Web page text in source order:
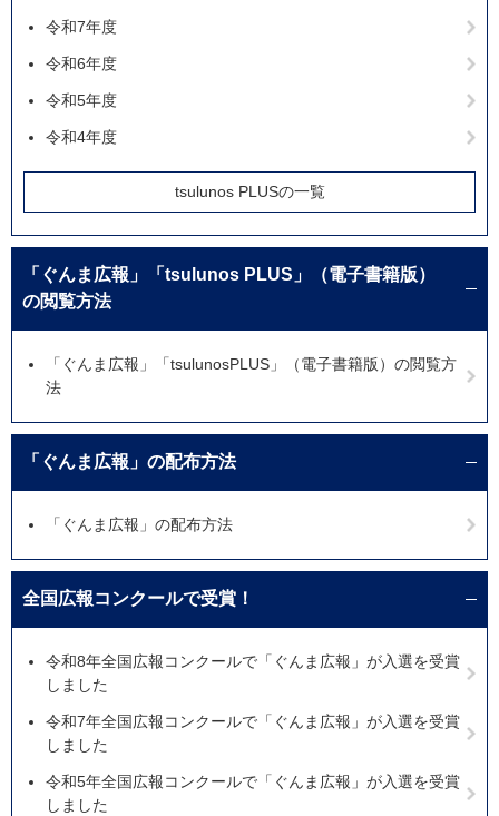
令和7年度
令和6年度
令和5年度
令和4年度
tsulunos PLUSの一覧
「ぐんま広報」「tsulunos PLUS」（電子書籍版）
の閲覧方法
「ぐんま広報」「tsulunosPLUS」（電子書籍版）の閲覧方
法
「ぐんま広報」の配布方法
「ぐんま広報」の配布方法
全国広報コンクールで受賞！
令和8年全国広報コンクールで「ぐんま広報」が入選を受賞
しました
令和7年全国広報コンクールで「ぐんま広報」が入選を受賞
しました
令和5年全国広報コンクールで「ぐんま広報」が入選を受賞
しました